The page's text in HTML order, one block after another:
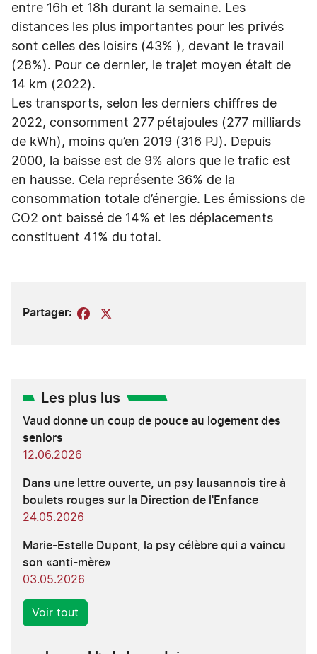
entre 16h et 18h durant la semaine. Les
distances les plus importantes pour les privés
sont celles des loisirs (43% ), devant le travail
(28%). Pour ce dernier, le trajet moyen était de
14 km (2022).
Les transports, selon les derniers chiffres de
2022, consomment 277 pétajoules (277 milliards
de kWh), moins qu’en 2019 (316 PJ). Depuis
2000, la baisse est de 9% alors que le trafic est
en hausse. Cela représente 36% de la
consommation totale d’énergie. Les émissions de
CO2 ont baissé de 14% et les déplacements
constituent 41% du total.
Partager: Facebook
Les plus lus
Vaud donne un coup de pouce au logement des
seniors
12.06.2026
Dans une lettre ouverte, un psy lausannois tire à
boulets rouges sur la Direction de l'Enfance
24.05.2026
Marie-Estelle Dupont, la psy célèbre qui a vaincu
son «anti-mère»
03.05.2026
Voir tout